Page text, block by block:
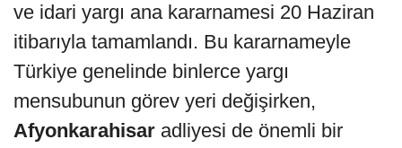
ve idari yargı ana kararnamesi 20 Haziran
itibarıyla tamamlandı. Bu kararnameyle
Türkiye genelinde binlerce yargı
mensubunun görev yeri değişirken,
Afyonkarahisar adliyesi de önemli bir